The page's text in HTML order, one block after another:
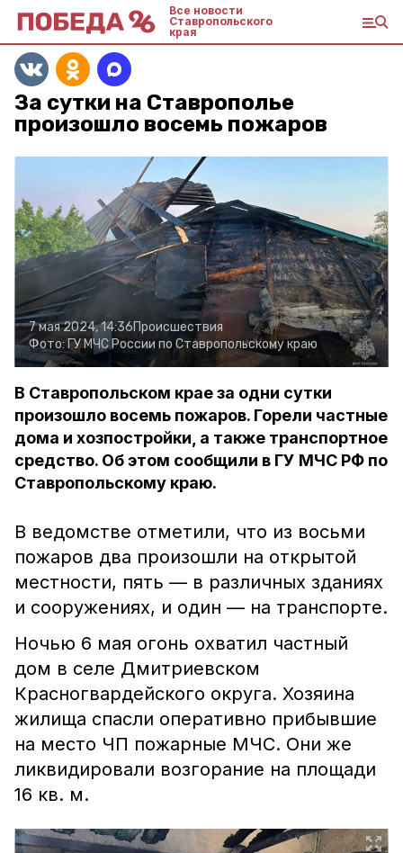
Все новости
Ставропольского
края
За сутки на Ставрополье
произошло восемь пожаров
7 мая 2024, 14:36Происшествия
Фото:ГУ МЧС России по Ставропольскому краю
В Ставропольском крае за одни сутки
произошло восемь пожаров. Горели частные
дома и хозпостройки, а также транспортное
средство. Об этом сообщили в ГУ МЧС РФ по
Ставропольскому краю.
В ведомстве отметили, что из восьми
пожаров два произошли на открытой
местности, пять — в различных зданиях
и сооружениях, и один — на транспорте.
Ночью 6 мая огонь охватил частный
дом в селе Дмитриевском
Красногвардейского округа. Хозяина
жилища спасли оперативно прибывшие
на место ЧП пожарные МЧС. Они же
ликвидировали возгорание на площади
16 кв. м.